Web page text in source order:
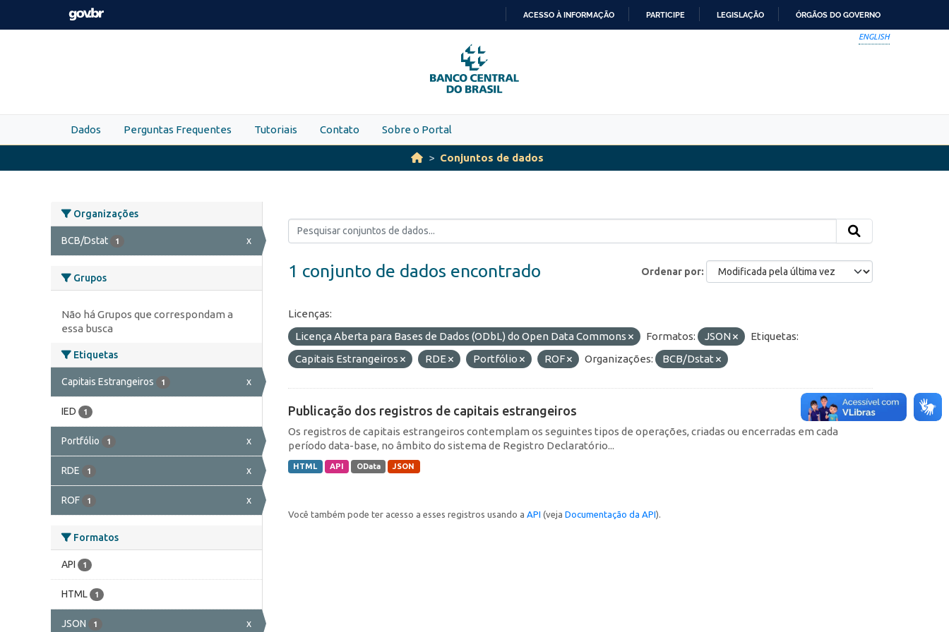
Skip to main content
PARA
O
CONTEÚDO
ACESSO À INFORMAÇÃO PARTICIPE LEGISLAÇÃO ÓRGÃOS DO GOVERNO
ENGLISH
Dados Perguntas Frequentes Tutoriais Contato Sobre o Portal
Conjuntos de dados
Organizações
BCB/Dstat 1 x
Grupos
Não há Grupos que correspondam a
essa busca
Etiquetas
Capitais Estrangeiros 1 x
IED 1
Portfólio 1 x
RDE 1 x
ROF 1 x
Formatos
API 1
HTML 1
JSON 1 x
Ordenar por
1 conjunto de dados encontrado
Licenças:
Licença Aberta para Bases de Dados (ODbL) do Open Data Commons
Formatos: JSON
Etiquetas:
Capitais Estrangeiros
RDE Portfólio ROF Organizações: BCB/Dstat
Publicação dos registros de capitais estrangeiros
Os registros de capitais estrangeiros contemplam os seguintes tipos de operações, criadas ou encerradas em cada
período data-base, no âmbito do sistema de Registro Declaratório...
HTML API OData JSON
Você também pode ter acesso a esses registros usando a API (veja Documentação da API).